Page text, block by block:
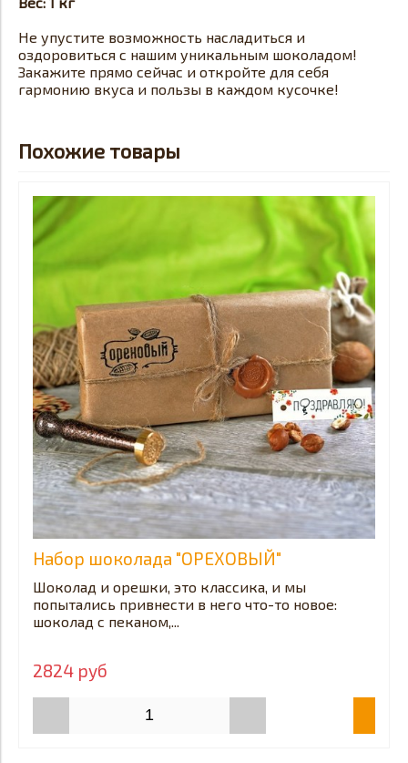
Не упустите возможность насладиться и
оздоровиться с нашим уникальным шоколадом!
Закажите прямо сейчас и откройте для себя
гармонию вкуса и пользы в каждом кусочке!
Похожие товары
Набор шоколада "ОРЕХОВЫЙ"
Шоколад и орешки, это классика, и мы
попытались привнести в него что-то новое:
шоколад с пеканом,...
2824 руб